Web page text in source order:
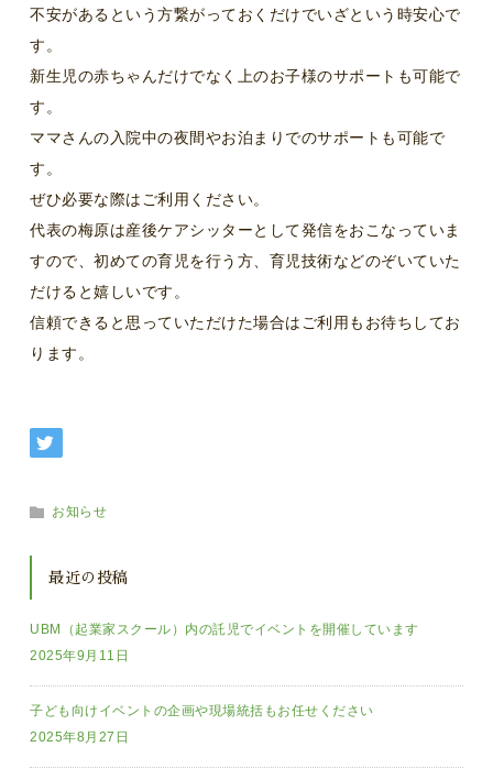
不安があるという方繋がっておくだけでいざという時安心で
す。
新生児の赤ちゃんだけでなく上のお子様のサポートも可能で
す。
ママさんの入院中の夜間やお泊まりでのサポートも可能で
す。
ぜひ必要な際はご利用ください。
代表の梅原は産後ケアシッターとして発信をおこなっていま
すので、初めての育児を行う方、育児技術などのぞいていた
だけると嬉しいです。
信頼できると思っていただけた場合はご利用もお待ちしてお
ります。
お知らせ
最近の投稿
UBM（起業家スクール）内の託児でイベントを開催しています
2025年9月11日
子ども向けイベントの企画や現場統括もお任せください
2025年8月27日